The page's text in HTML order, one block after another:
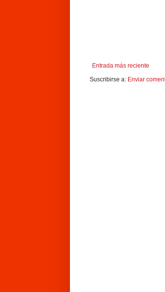
Entrada más reciente
Suscribirse a: Enviar